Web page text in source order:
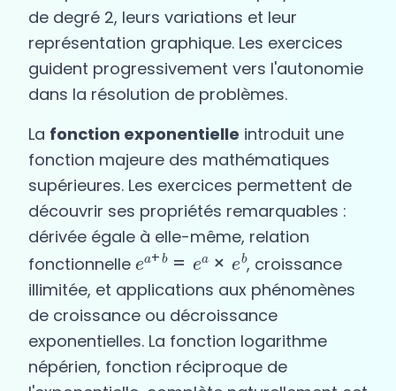
de degré 2, leurs variations et leur
représentation graphique. Les exercices
guident progressivement vers l'autonomie
dans la résolution de problèmes.
La fonction exponentielle introduit une
fonction majeure des mathématiques
supérieures. Les exercices permettent de
découvrir ses propriétés remarquables :
dérivée égale à elle-même, relation
fonctionnelle
ea+b =ea×eb
, croissance
illimitée, et applications aux phénomènes
de croissance ou décroissance
exponentielles. La fonction logarithme
népérien, fonction réciproque de